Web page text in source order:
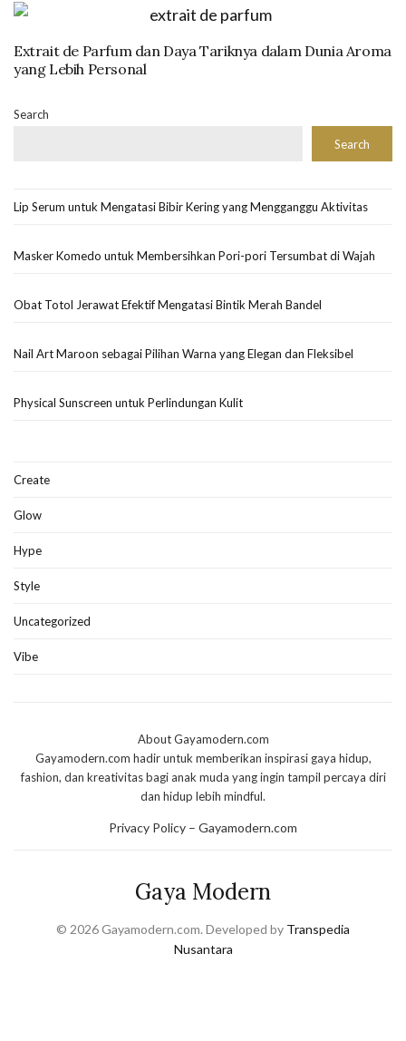
Extrait de Parfum dan Daya Tariknya dalam Dunia Aroma
yang Lebih Personal
Search
Search
Lip Serum untuk Mengatasi Bibir Kering yang Mengganggu Aktivitas
Masker Komedo untuk Membersihkan Pori-pori Tersumbat di Wajah
Obat Totol Jerawat Efektif Mengatasi Bintik Merah Bandel
Nail Art Maroon sebagai Pilihan Warna yang Elegan dan Fleksibel
Physical Sunscreen untuk Perlindungan Kulit
Create
Glow
Hype
Style
Uncategorized
Vibe
About Gayamodern.com
Gayamodern.com hadir untuk memberikan inspirasi gaya hidup,
fashion, dan kreativitas bagi anak muda yang ingin tampil percaya diri
dan hidup lebih mindful.
Privacy Policy – Gayamodern.com
Gaya Modern
© 2026 Gayamodern.com. Developed by Transpedia
Nusantara